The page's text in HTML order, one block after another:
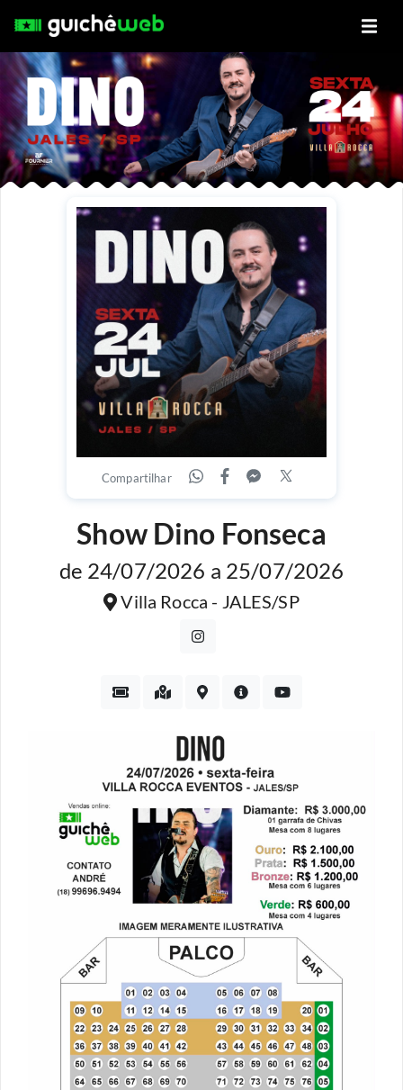
Compartilhar
Show Dino Fonseca
de 24/07/2026 a 25/07/2026
Villa Rocca - JALES/SP